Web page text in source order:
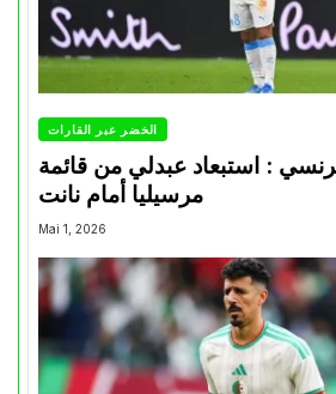
الخضر عبر القارات
: استبعاد عبدلي من قائمة
مرسيليا أمام نانت
Mai 1, 2026